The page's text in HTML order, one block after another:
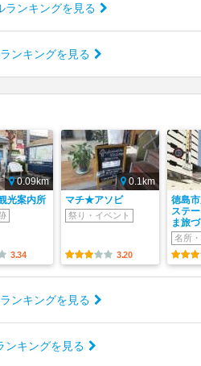
ランキングを見る
ンキングを見る
0.09km
光案内所
3.34
0.1km
マチ★アソビ
祭り・イベント
3.20
徳島
ステ
ま旅
名所
ンキングを見る
ンキングを見る